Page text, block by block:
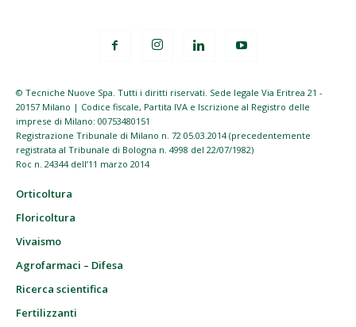
© Tecniche Nuove Spa. Tutti i diritti riservati. Sede legale Via Eritrea 21 -
20157 Milano | Codice fiscale, Partita IVA e Iscrizione al Registro delle
imprese di Milano: 00753480151
Registrazione Tribunale di Milano n. 72 05.03.2014 (precedentemente
registrata al Tribunale di Bologna n. 4998 del 22/07/1982)
Roc n. 24344 dell’11 marzo 2014
Orticoltura
Floricoltura
Vivaismo
Agrofarmaci – Difesa
Ricerca scientifica
Fertilizzanti